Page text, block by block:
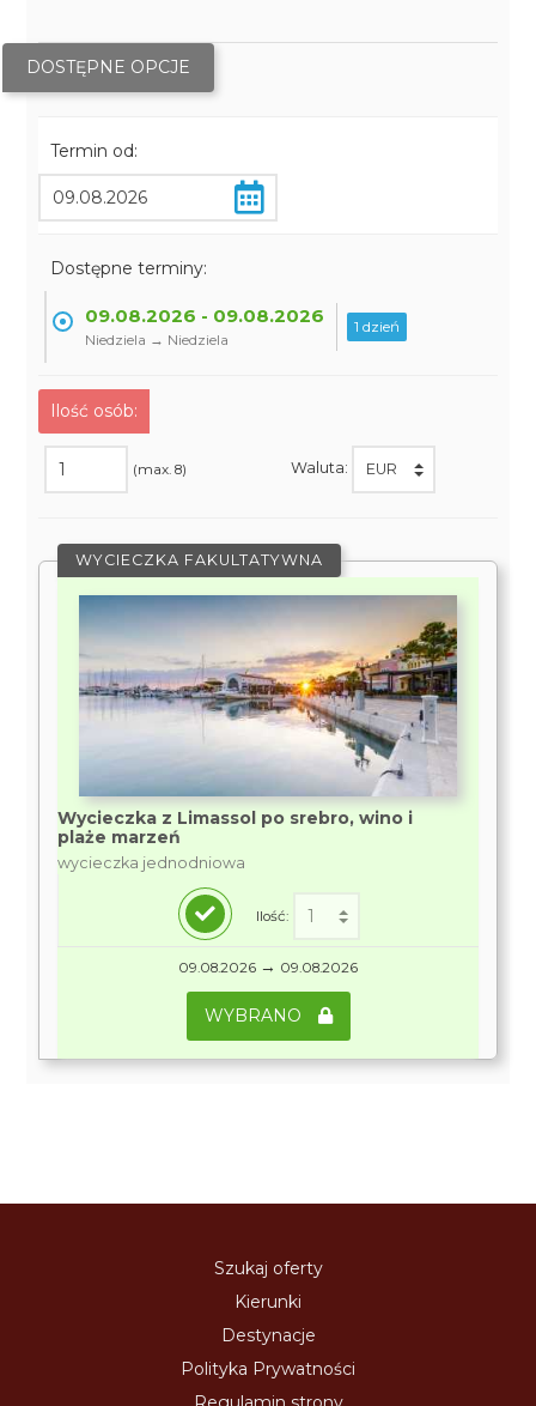
DOSTĘPNE OPCJE
Termin od:
Dostępne terminy:
09.08.2026 - 09.08.2026
Niedziela → Niedziela
1 dzień
Ilość osób:
(max. 8) Waluta:
WYCIECZKA FAKULTATYWNA
Wycieczka z Limassol po srebro, wino i
plaże marzeń
wycieczka jednodniowa
Ilość:
09.08.2026 → 09.08.2026
WYBRANO
Szukaj oferty
Kierunki
Destynacje
Polityka Prywatności